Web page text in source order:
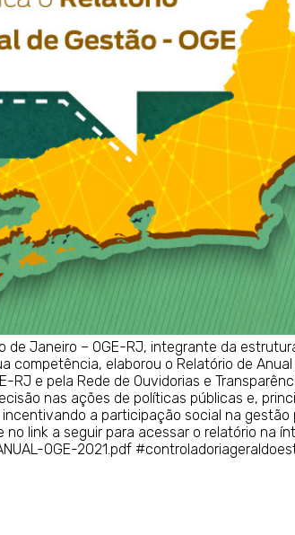
de Janeiro – OGE-RJ, integrante da
competência, elaborou o Relatório de
RJ e pela Rede de Ouvidorias e
nas ações de políticas públicas e,
a participação social na gestão
link a seguir para acessar o relatório na
OGE-2021.pdf